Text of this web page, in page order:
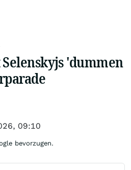
'dummen
09:10
bevorzugen.